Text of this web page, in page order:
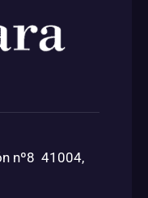
nº8 41004,